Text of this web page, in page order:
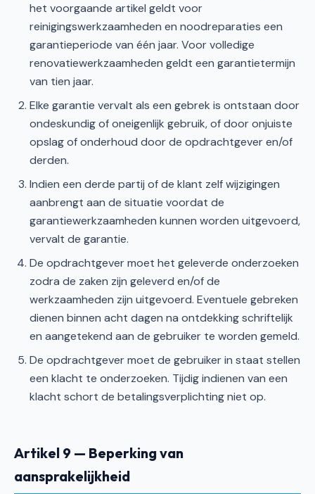
het voorgaande artikel geldt voor
reinigingswerkzaamheden en noodreparaties een
garantieperiode van één jaar. Voor volledige
renovatiewerkzaamheden geldt een garantietermijn
van tien jaar.
Elke garantie vervalt als een gebrek is ontstaan door
ondeskundig of oneigenlijk gebruik, of door onjuiste
opslag of onderhoud door de opdrachtgever en/of
derden.
Indien een derde partij of de klant zelf wijzigingen
aanbrengt aan de situatie voordat de
garantiewerkzaamheden kunnen worden uitgevoerd,
vervalt de garantie.
De opdrachtgever moet het geleverde onderzoeken
zodra de zaken zijn geleverd en/of de
werkzaamheden zijn uitgevoerd. Eventuele gebreken
dienen binnen acht dagen na ontdekking schriftelijk
en aangetekend aan de gebruiker te worden gemeld.
De opdrachtgever moet de gebruiker in staat stellen
een klacht te onderzoeken. Tijdig indienen van een
klacht schort de betalingsverplichting niet op.
Artikel 9 — Beperking van
aansprakelijkheid